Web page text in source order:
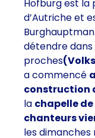
Hofburg est la
d’Autriche et
détendre dans
proches
a commencé
construction
la chapelle
chanteurs
les